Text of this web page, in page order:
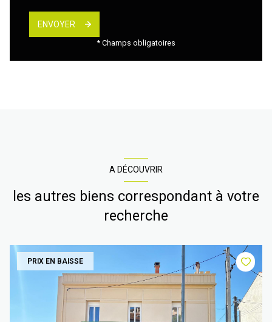
ENVOYER
* Champs obligatoires
A DÉCOUVRIR
les autres biens correspondant à votre
recherche
PRIX EN BAISSE